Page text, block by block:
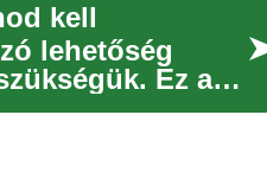
kell
lehetőség
Ez a